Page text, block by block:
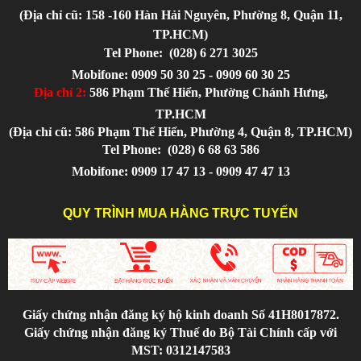
(Địa chỉ cũ: 158 -160 Hàn Hải Nguyên, Phường 8, Quận 11,
TP.HCM)
Tel Phone: (028) 6 271 3025
Mobifone: 0909 50 30 25 - 0909 60 30 25
Địa chỉ 2: 586 Phạm Thế Hiển, Phường Chánh Hưng,
TP.HCM
(Địa chỉ cũ: 586 Phạm Thế Hiển, Phường 4, Quận 8, TP.HCM)
Tel Phone: (028) 6 68 63 586
Mobifone: 0909 17 47 13 - 0909 47 47 13
QUY TRÌNH MUA HÀNG TRỰC TUYẾN
Giấy chứng nhận đăng ký hộ kinh doanh Số 41H8017872.
Giấy chứng nhận đăng ký Thuế do Bộ Tài Chính cấp với
MST: 0312147583